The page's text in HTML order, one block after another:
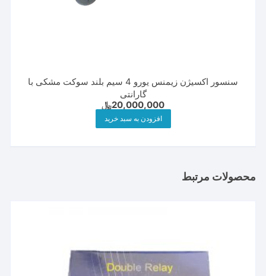
سنسور اکسیژن زیمنس یورو 4 سیم بلند سوکت مشکی با
گارانتی
20,000,000﷼
افزودن به سبد خرید
محصولات مرتبط